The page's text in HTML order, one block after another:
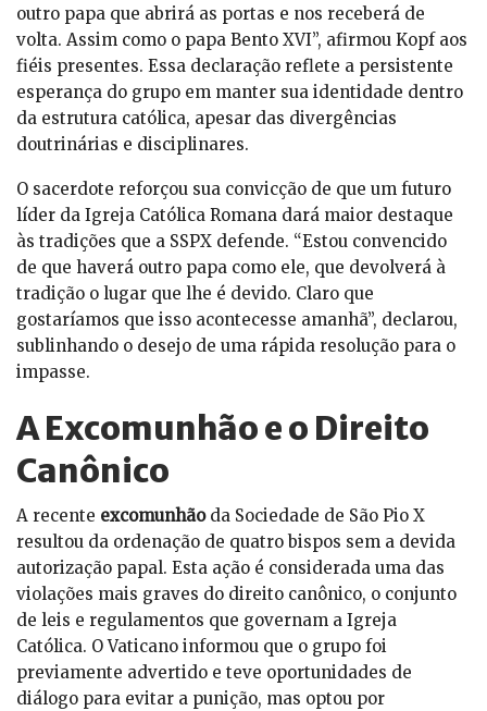
outro papa que abrirá as portas e nos receberá de
volta. Assim como o papa Bento XVI”, afirmou Kopf aos
fiéis presentes. Essa declaração reflete a persistente
esperança do grupo em manter sua identidade dentro
da estrutura católica, apesar das divergências
doutrinárias e disciplinares.
O sacerdote reforçou sua convicção de que um futuro
líder da Igreja Católica Romana dará maior destaque
às tradições que a SSPX defende. “Estou convencido
de que haverá outro papa como ele, que devolverá à
tradição o lugar que lhe é devido. Claro que
gostaríamos que isso acontecesse amanhã”, declarou,
sublinhando o desejo de uma rápida resolução para o
impasse.
A Excomunhão e o Direito
Canônico
A recente excomunhãoda Sociedade de São Pio X
resultou da ordenação de quatro bispos sem a devida
autorização papal. Esta ação é considerada uma das
violações mais graves do direito canônico, o conjunto
de leis e regulamentos que governam a Igreja
Católica. O Vaticano informou que o grupo foi
previamente advertido e teve oportunidades de
diálogo para evitar a punição, mas optou por